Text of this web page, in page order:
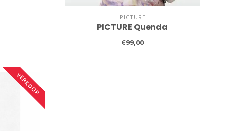
PICTURE
PICTURE Quenda
€99,00
VERKOOP